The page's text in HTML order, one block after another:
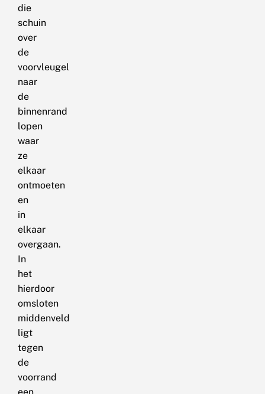
die
schuin
over
de
voorvleugel
naar
de
binnenrand
lopen
waar
ze
elkaar
ontmoeten
en
in
elkaar
overgaan.
In
het
hierdoor
omsloten
middenveld
ligt
tegen
de
voorrand